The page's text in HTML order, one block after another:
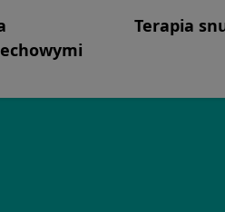
Terapia
Image